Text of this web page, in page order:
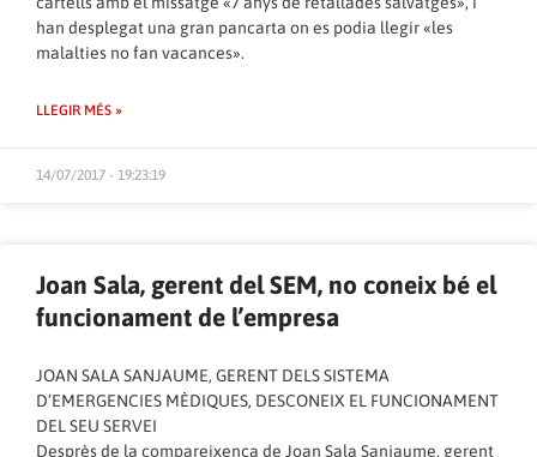
han desplegat una gran pancarta on es podia llegir «les
malalties no fan vacances».
LLEGIR MÉS »
14/07/2017 - 19:23:19
Joan Sala, gerent del SEM, no coneix bé el
funcionament de l’empresa
JOAN SALA SANJAUME, GERENT DELS SISTEMA
D’EMERGENCIES MÈDIQUES, DESCONEIX EL FUNCIONAMENT
DEL SEU SERVEI
Desprès de la compareixença de Joan Sala Sanjaume, gerent